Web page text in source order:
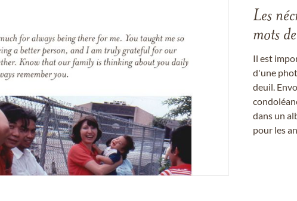
Les
mots
Il est
d'une
deuil.
dans un
pour les